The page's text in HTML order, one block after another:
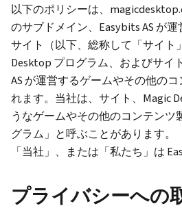
以下のポリシーは、
のサブドメイン、Easybits AS が
サイト（以下、総称して「サイト
Desktop プログラム、およびサイ
AS が運営するゲームやその他の
れます。当社は、サイト、Magic
うなゲームやその他のコンテンツ
グラム」と呼ぶことがあります。
「当社」、または「私たち」は
プライバシーへの